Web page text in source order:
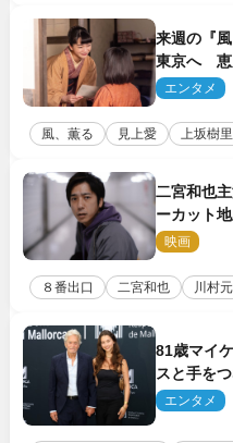
来週の『
東京へ 恵
エンタメ
風、薫る 見上愛 上坂樹里
二宮和也
ーカット
コメント到
映画
８番出口 二宮和也 川村
81歳マイ
スと手を
エンタメ